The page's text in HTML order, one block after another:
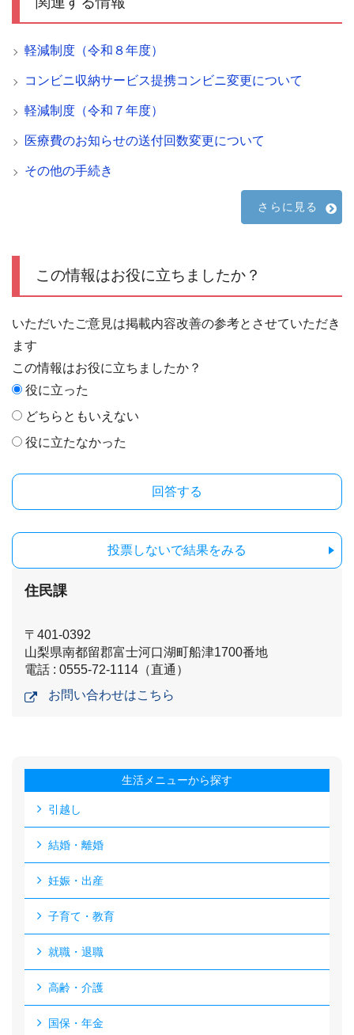
軽減制度（令和８年度）
コンビニ収納サービス提携コンビニ変更について
軽減制度（令和７年度）
医療費のお知らせの送付回数変更について
その他の手続き
さらに見る
この情報はお役に立ちましたか？
いただいたご意見は掲載内容改善の参考とさせていただき
ます
この情報はお役に立ちましたか？
役に立った
どちらともいえない
役に立たなかった
投票しないで結果をみる
住民課
〒401-0392
山梨県南都留郡富士河口湖町船津1700番地
電話 : 0555-72-1114（直通）
お問い合わせはこちら
生活メニューから探す
引越し
結婚・離婚
妊娠・出産
子育て・教育
就職・退職
高齢・介護
国保・年金